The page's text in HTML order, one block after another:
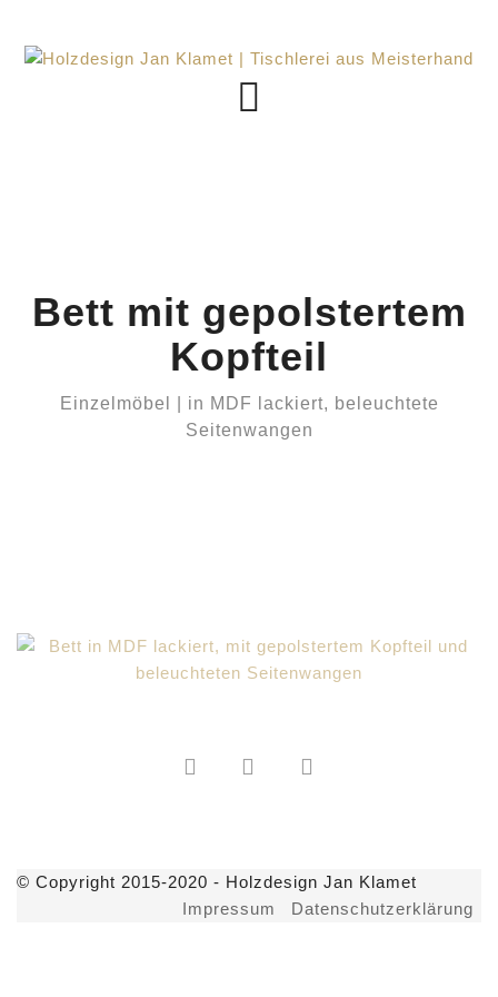
Bett mit gepolstertem
Kopfteil
Einzelmöbel | in MDF lackiert, beleuchtete
Seitenwangen
© Copyright 2015-2020 - Holzdesign Jan Klamet
Impressum
Datenschutzerklärung